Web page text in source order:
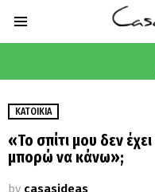
ΚΑΤΟΙΚΊΑ
«Το σπίτι μου δεν
μπορώ να κάνω»;
by casasideas